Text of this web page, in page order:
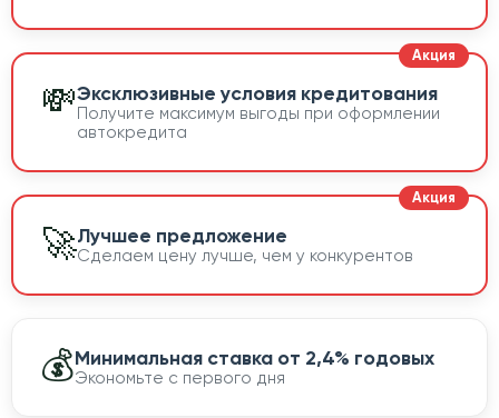
💸Эксклюзивные условия кредитования
Получите максимум выгоды при оформлении
автокредита
🚀Лучшее предложение
Сделаем цену лучше, чем у конкурентов
💰Минимальная ставка от 2,4% годовых
Экономьте с первого дня